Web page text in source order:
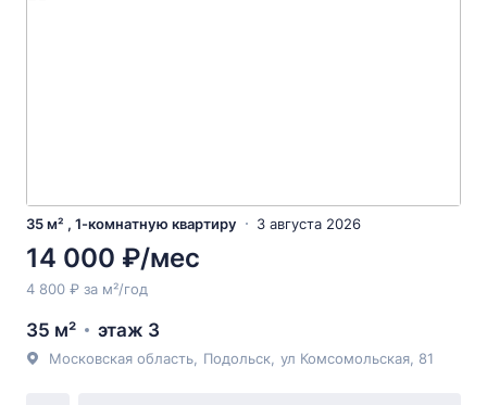
35 м² , 1-комнатную квартиру 3 августа 2026
14 000 ₽/мес
4 800 ₽ за м²/год
35 м² этаж 3
Московская область Подольск ул Комсомольская , 81